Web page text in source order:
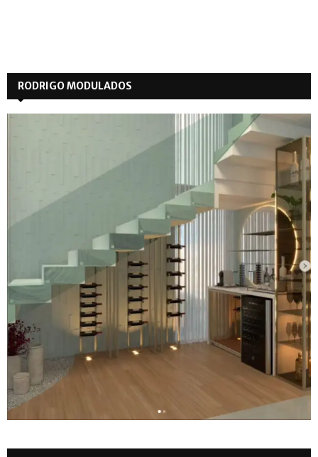
RODRIGO MODULADOS